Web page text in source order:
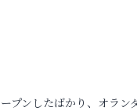
プンしたばかり、オラン